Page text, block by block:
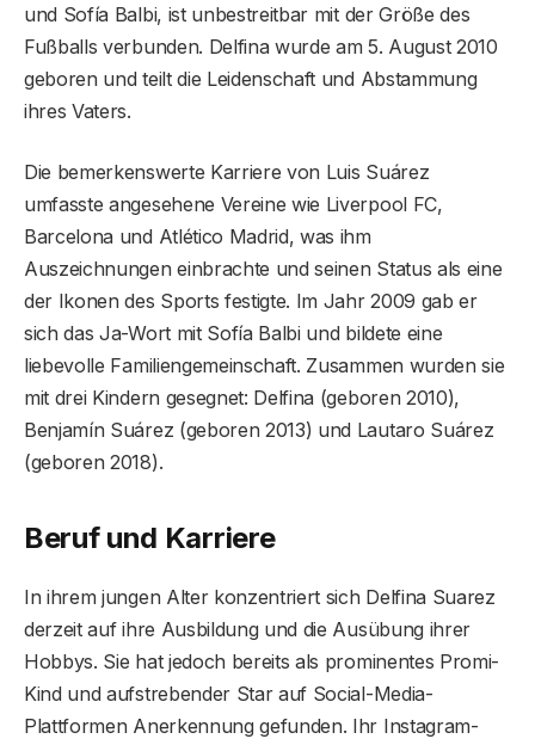
und Sofía Balbi, ist unbestreitbar mit der Größe des
Fußballs verbunden. Delfina wurde am 5. August 2010
geboren und teilt die Leidenschaft und Abstammung
ihres Vaters.
Die bemerkenswerte Karriere von Luis Suárez
umfasste angesehene Vereine wie Liverpool FC,
Barcelona und Atlético Madrid, was ihm
Auszeichnungen einbrachte und seinen Status als eine
der Ikonen des Sports festigte. Im Jahr 2009 gab er
sich das Ja-Wort mit Sofía Balbi und bildete eine
liebevolle Familiengemeinschaft. Zusammen wurden sie
mit drei Kindern gesegnet: Delfina (geboren 2010),
Benjamín Suárez (geboren 2013) und Lautaro Suárez
(geboren 2018).
Beruf und Karriere
In ihrem jungen Alter konzentriert sich Delfina Suarez
derzeit auf ihre Ausbildung und die Ausübung ihrer
Hobbys. Sie hat jedoch bereits als prominentes Promi-
Kind und aufstrebender Star auf Social-Media-
Plattformen Anerkennung gefunden. Ihr Instagram-